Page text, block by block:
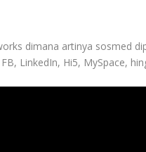
dimana artinya sosmed
LinkedIn, Hi5, MySpace,